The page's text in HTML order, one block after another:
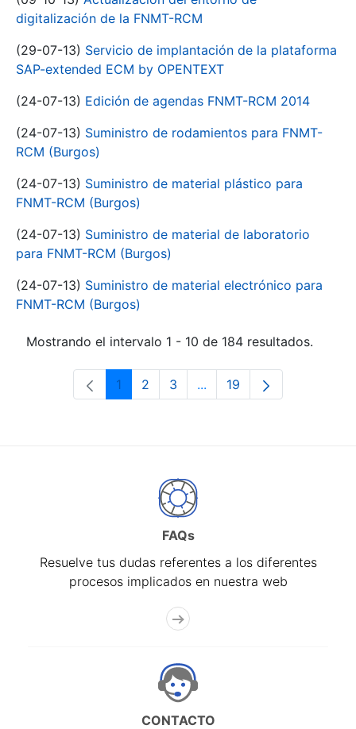
digitalización de la FNMT-RCM
(29-07-13) Servicio de implantación de la plataforma
SAP-extended ECM by OPENTEXT
(24-07-13) Edición de agendas FNMT-RCM 2014
(24-07-13) Suministro de rodamientos para FNMT-
RCM (Burgos)
(24-07-13) Suministro de material plástico para
FNMT-RCM (Burgos)
(24-07-13) Suministro de material de laboratorio
para FNMT-RCM (Burgos)
(24-07-13) Suministro de material electrónico para
FNMT-RCM (Burgos)
Mostrando el intervalo 1 - 10 de 184 resultados.
Página
1 Página
2 Página
3 ...Páginas intermedias Use
Página
19
FAQs
Resuelve tus dudas referentes a los diferentes
procesos implicados en nuestra web
CONTACTO